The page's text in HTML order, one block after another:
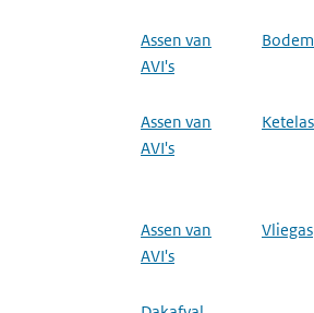
Assen van
AVI's
Assen van
AVI's
Ketelas
Assen van
AVI's
Vliegas